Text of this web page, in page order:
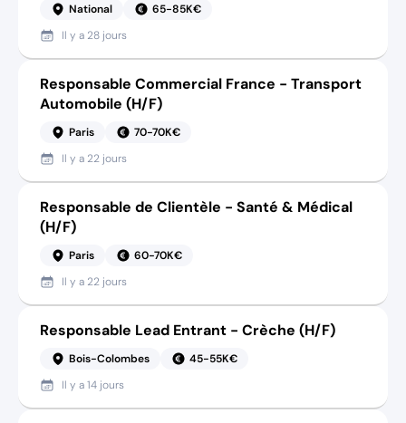
National
65-85K€
Il y a 28 jours
Responsable Commercial France - Transport
Automobile (H/F)
Paris
70-70K€
Il y a 22 jours
Responsable de Clientèle - Santé & Médical
(H/F)
Paris
60-70K€
Il y a 22 jours
Responsable Lead Entrant - Crèche (H/F)
Bois-Colombes
45-55K€
Il y a14 jours